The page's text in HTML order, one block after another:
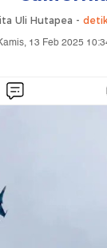
Uli Hutapea -
13 Feb 2025